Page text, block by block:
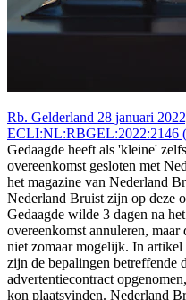
Rb. Gelderland 28 januari
ECLI:NL:RBGEL:2022:2146
Gedaagde heeft als 'kleine'
overeenkomst gesloten met
het magazine van Nederland
Nederland Bruist zijn op deze
Gedaagde wilde 3 dagen na
overeenkomst annuleren,
niet zomaar mogelijk. In artikel
zijn de bepalingen betreffende
advertentiecontract
kon plaatsvinden. Nederland